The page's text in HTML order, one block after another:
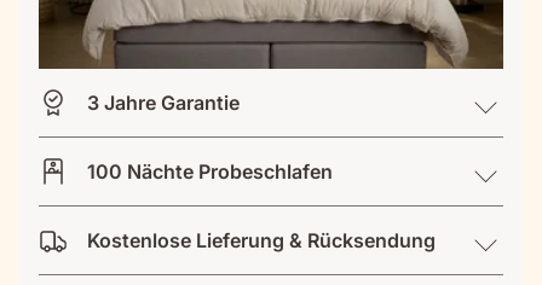
3 Jahre Garantie
100 Nächte Probeschlafen
Kostenlose Lieferung & Rücksendung